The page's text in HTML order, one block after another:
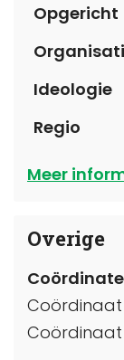
Opgericht
Ideologie
Regio
Meer
Overige
Coördinaat
Coördinaat